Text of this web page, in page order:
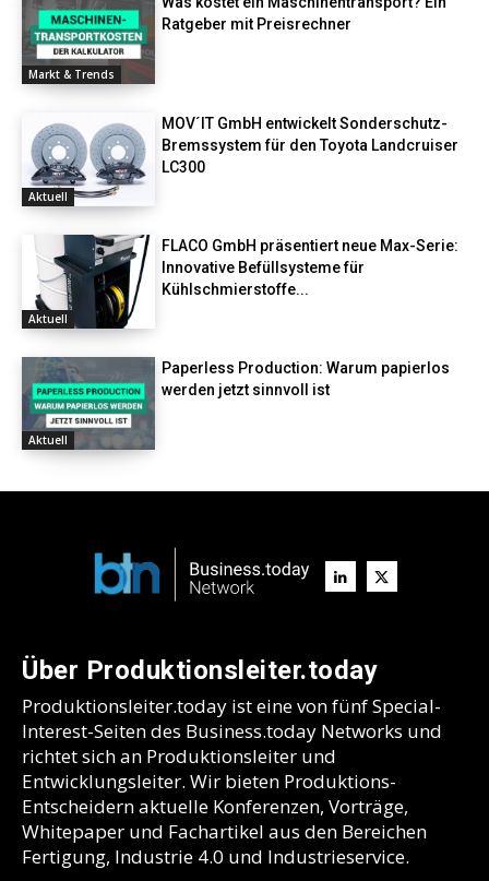
Markt & Trends
Ratgeber mit Preisrechner
Aktuell
MOV´IT GmbH entwickelt Sonderschutz-
Bremssystem für den Toyota Landcruiser
LC300
Aktuell
FLACO GmbH präsentiert neue Max-Serie:
Innovative Befüllsysteme für
Kühlschmierstoffe...
Aktuell
Paperless Production: Warum papierlos
werden jetzt sinnvoll ist
Über Produktionsleiter.today
Produktionsleiter.today ist eine von fünf Special-
Interest-Seiten des Business.today Networks und
richtet sich an Produktionsleiter und
Entwicklungsleiter. Wir bieten Produktions-
Entscheidern aktuelle Konferenzen, Vorträge,
Whitepaper und Fachartikel aus den Bereichen
Fertigung, Industrie 4.0 und Industrieservice.